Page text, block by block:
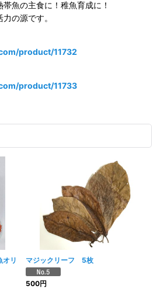
魚の主食に！稚魚育成に！
の源です。
product/11732
product/11733
リ
マジックリーフ 5枚
500円